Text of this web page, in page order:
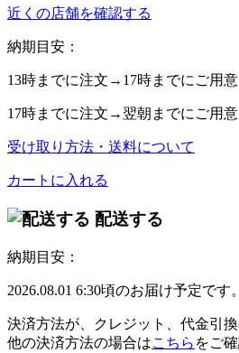
近くの店舗を確認する
納期目安：
13時までに注文→ 17時までにご用意
17時までに注文→ 翌朝 までにご用意
受け取り方法・送料について
カートに入れる
配送する
納期目安：
2026.08.01 6:30頃のお届け予定です。
決済方法が、クレジット、代金引
他の決済方法の場合はこちら をご